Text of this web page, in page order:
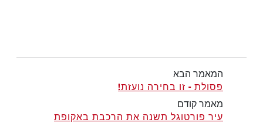
המאמר הבא
פסולת - זו בחירה נועזת!
מאמר קודם
עיר פורטוגל תשנה את הרכבת באקופת